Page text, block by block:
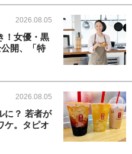
2026.08.05
！女優・黒
開、「特
2026.08.05
に？ 若者が
ケ。タピオ